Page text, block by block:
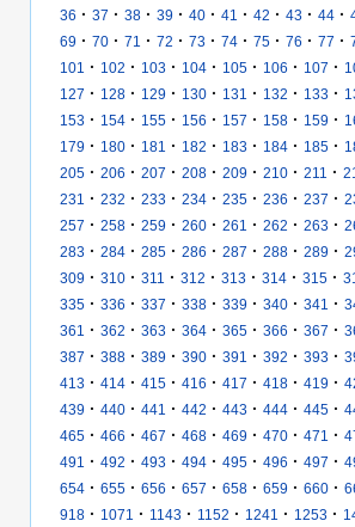
36 · 37 · 38 · 39 · 40 · 41 · 42 · 43 · 44 ·
69 · 70 · 71 · 72 · 73 · 74 · 75 · 76 · 77 ·
101
· 102 · 103 · 104 · 105 · 106 · 107 ·
127 · 128 · 129 · 130 · 131 · 132 · 133 ·
153 · 154 · 155 · 156 · 157 · 158 · 159 ·
179 · 180 · 181 · 182 · 183 · 184 · 185 ·
205 · 206 · 207 · 208 · 209 · 210 · 211 ·
231
· 232 · 233 · 234 · 235 · 236 · 237 ·
257 · 258 · 259 · 260 · 261 · 262 · 263 ·
283 · 284 · 285 · 286 · 287 · 288 · 289 ·
309 · 310 · 311 · 312 · 313 · 314 · 315 ·
335 · 336 · 337 · 338 · 339 · 340 · 341 ·
361
· 362 · 363 · 364 · 365 · 366 · 367 ·
387 · 388 · 389 · 390 · 391 · 392 · 393 ·
413 · 414 · 415 · 416 · 417 · 418 · 419 ·
439 · 440 · 441 · 442 · 443 · 444 · 445 ·
465 · 466 · 467 · 468 · 469 · 470 · 471 ·
491
· 492 · 493 · 494 · 495 · 496 · 497 ·
654 · 655 · 656 · 657 · 658 · 659 · 660 ·
918 · 1071 · 1143 · 1152 · 1241 · 1253 ·